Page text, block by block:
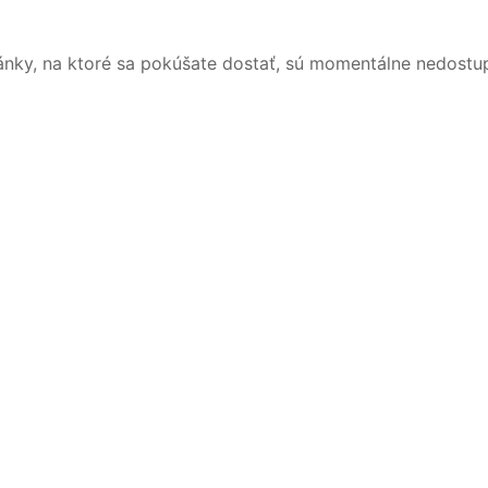
na ktoré sa pokúšate dostať, sú momentálne